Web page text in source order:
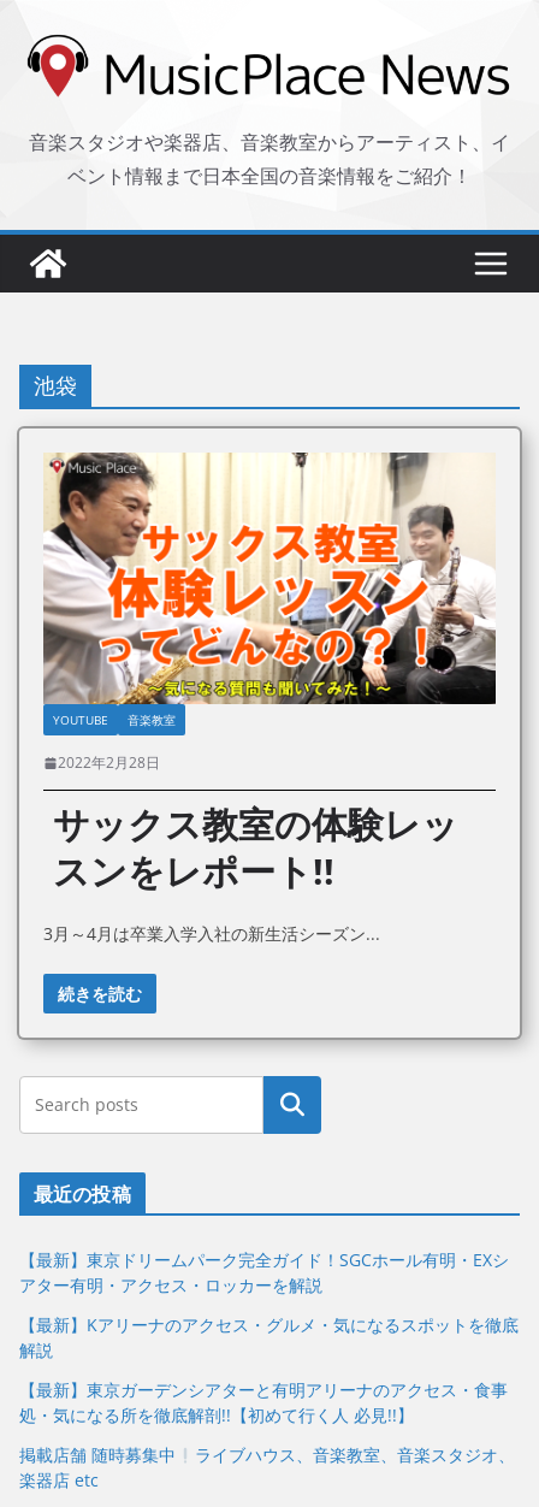
音楽スタジオや楽器店、音楽教室からアーティスト、イ
ベント情報まで日本全国の音楽情報をご紹介！
池袋
YOUTUBE 音楽教室
2022年2月28日
サックス教室の体験レッ
スンをレポート!!
3月～4月は卒業入学入社の新生活シーズン
続きを読む
最近の投稿
【最新】東京ドリームパーク完全ガイド！SGCホール有明・EXシ
アター有明・アクセス・ロッカーを解説
【最新】Kアリーナのアクセス・グルメ・気になるスポットを徹底
解説
【最新】東京ガーデンシアターと有明アリーナのアクセス・食事
処・気になる所を徹底解剖!!【初めて行く人 必見!!】
掲載店舗 随時募集中
ライブハウス、音楽教室、音楽スタジオ、
楽器店 etc